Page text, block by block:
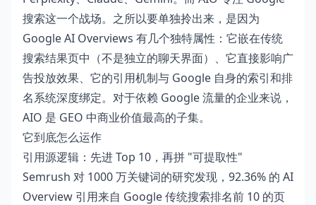
搜索这一个战场。之所以要单独拎出来，是因为
Google AI Overviews 有几个独特属性：它嵌在传统
搜索结果页中（不是独立的聊天界面）、它直接影响广
告投放效果、它的引用机制与 Google 自身的索引和排
名系统深度绑定。对于依赖 Google 流量的企业来说，
AIO 是 GEO 中商业价值最高的子集。
它到底怎么运作
引用源逻辑：先进 Top 10，再拼 "可提取性"
Semrush 对 1000 万关键词的研究发现，92.36% 的 AI
Overview 引用来自 Google 传统搜索排名前 10 的页